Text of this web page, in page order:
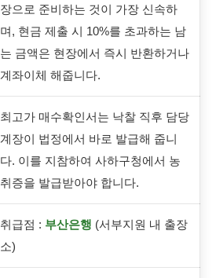
장으로 준비하는 것이 가장 신속하
며, 현금 제출 시 10%를 초과하는 남
는 금액은 현장에서 즉시 반환하거나
계좌이체 해줍니다.
최고가 매수확인서는 낙찰 직후 담당
계장이 법정에서 바로 발급해 줍니
다. 이를 지참하여 사하구청에서 농
취증을 발급받아야 합니다.
취급점 : 부산은행 (서부지원 내 출장
소)